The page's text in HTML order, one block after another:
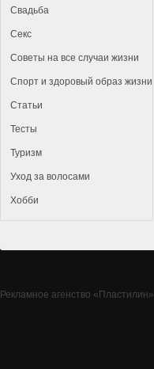
Свадьба
Секс
Советы на все случаи жизни
Спорт и здоровый образ жизни
Статьи
Тесты
Туризм
Уход за волосами
Хобби
Рекламное агенство «Пластилин»